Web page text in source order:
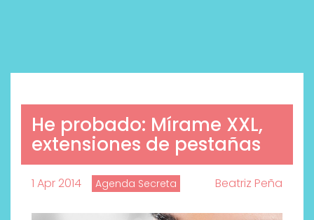
He probado: Mírame XXL,
extensiones de pestañas
1 Apr 2014 Agenda Secreta Beatriz Peña